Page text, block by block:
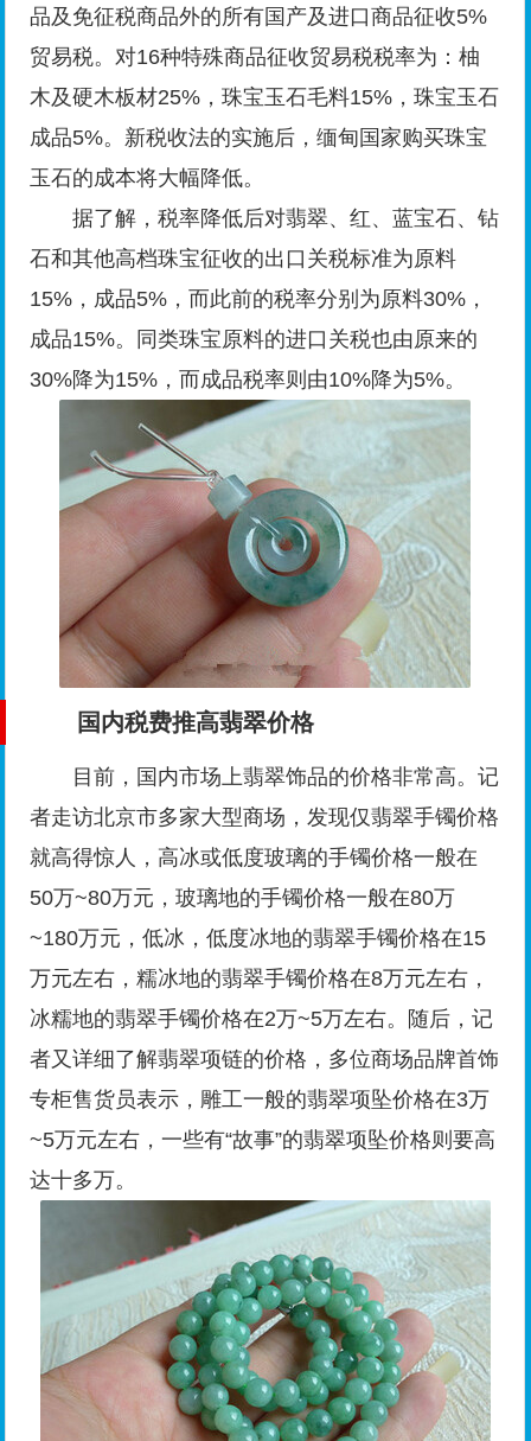
品及免征税商品外的所有国产及进口商品征收5%
贸易税。对16种特殊商品征收贸易税税率为：柚
木及硬木板材25%，珠宝玉石毛料15%，珠宝玉石
成品5%。新税收法的实施后，缅甸国家购买珠宝
玉石的成本将大幅降低。
据了解，税率降低后对翡翠、红、蓝宝石、钻
石和其他高档珠宝征收的出口关税标准为原料
15%，成品5%，而此前的税率分别为原料30%，
成品15%。同类珠宝原料的进口关税也由原来的
30%降为15%，而成品税率则由10%降为5%。
国内税费推高翡翠价格
目前，国内市场上翡翠饰品的价格非常高。记
者走访北京市多家大型商场，发现仅翡翠手镯价格
就高得惊人，高冰或低度玻璃的手镯价格一般在
50万~80万元，玻璃地的手镯价格一般在80万
~180万元，低冰，低度冰地的翡翠手镯价格在15
万元左右，糯冰地的翡翠手镯价格在8万元左右，
冰糯地的翡翠手镯价格在2万~5万左右。随后，记
者又详细了解翡翠项链的价格，多位商场品牌首饰
专柜售货员表示，雕工一般的翡翠项坠价格在3万
~5万元左右，一些有“故事”的翡翠项坠价格则要高
达十多万。